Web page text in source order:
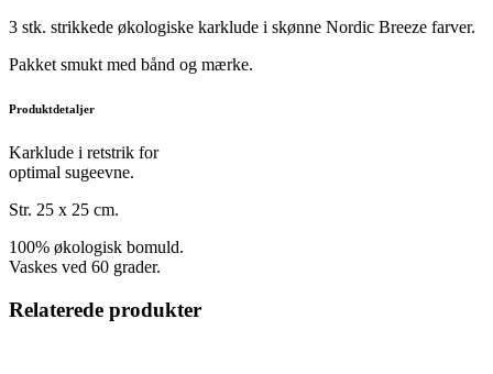
3 stk. strikkede økologiske karklude i skønne Nordic Breeze farver.
Pakket smukt med bånd og mærke.
Produktdetaljer
Karklude i retstrik for
optimal sugeevne.
Str. 25 x 25 cm.
100% økologisk bomuld.
Vaskes ved 60 grader.
Relaterede produkter